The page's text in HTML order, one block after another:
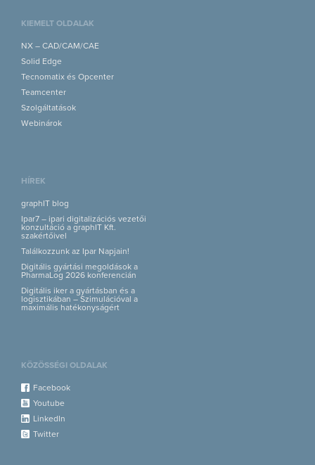
KIEMELT OLDALAK
NX – CAD/CAM/CAE
Solid Edge
Tecnomatix és Opcenter
Teamcenter
Szolgáltatások
Webinárok
HÍREK
graphIT blog
Ipar7 – ipari digitalizációs vezetői
konzultáció a graphIT Kft.
szakértőivel
Találkozzunk az Ipar Napjain!
Digitális gyártási megoldások a
PharmaLog 2026 konferencián
Digitális iker a gyártásban és a
logisztikában – Szimulációval a
maximális hatékonyságért
KÖZÖSSÉGI OLDALAK
Facebook
Youtube
LinkedIn
Twitter